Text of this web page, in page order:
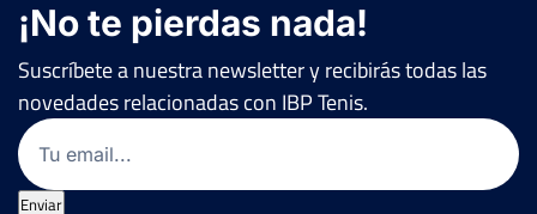
¡No te pierdas nada!
Suscríbete a nuestra newsletter y recibirás todas las
novedades relacionadas con IBP Tenis.
Email
Enviar